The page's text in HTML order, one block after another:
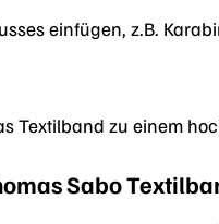
einfügen, z.B.
Textilband zu einem
Sabo